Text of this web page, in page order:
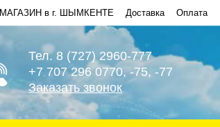
МАГАЗИН в г. ШЫМКЕНТЕ Доставка Оплата
Тел. 8 (727) 2960-777
+7 707 296 0770, -75, -77
Заказать звонок